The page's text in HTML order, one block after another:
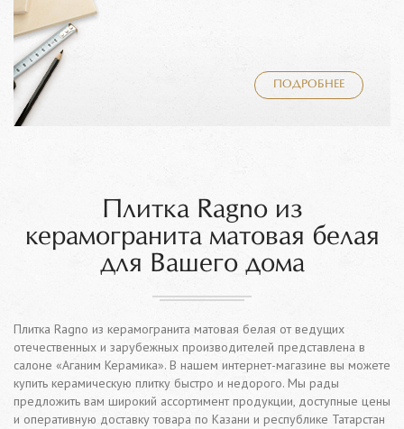
ПОДРОБНЕЕ
Плитка Ragno из
керамогранита матовая белая
для Вашего дома
Плитка Ragno из керамогранита матовая белая от ведущих
отечественных и зарубежных производителей представлена в
салоне «Аганим Керамика». В нашем интернет-магазине вы можете
купить керамическую плитку быстро и недорого. Мы рады
предложить вам широкий ассортимент продукции, доступные цены
и оперативную доставку товара по Казани и республике Татарстан